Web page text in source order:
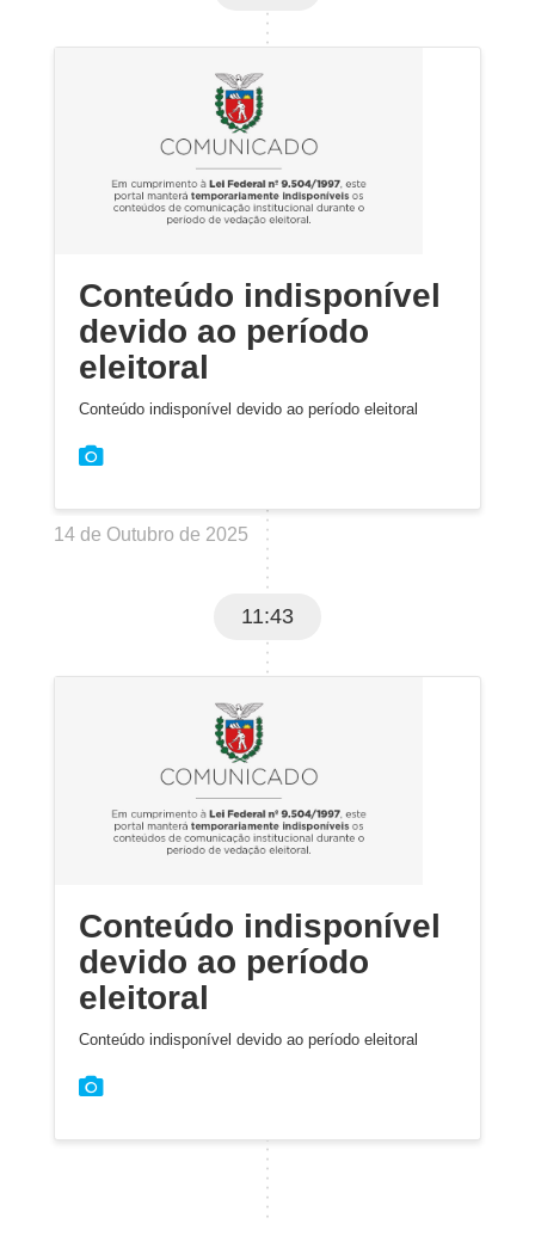
Conteúdo indisponível
devido ao período
eleitoral
Conteúdo indisponível devido ao período eleitoral
14 de Outubro de 2025
11:43
Conteúdo indisponível
devido ao período
eleitoral
Conteúdo indisponível devido ao período eleitoral